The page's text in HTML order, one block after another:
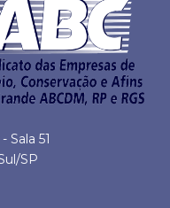
Sala 51
SP